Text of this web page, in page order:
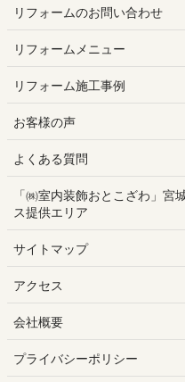
リフォームのお問い合わせ
リフォームメニュー
リフォーム施工事例
お客様の声
よくある質問
「㈱室内装飾おとこざわ」宮
ス提供エリア
サイトマップ
アクセス
会社概要
プライバシーポリシー